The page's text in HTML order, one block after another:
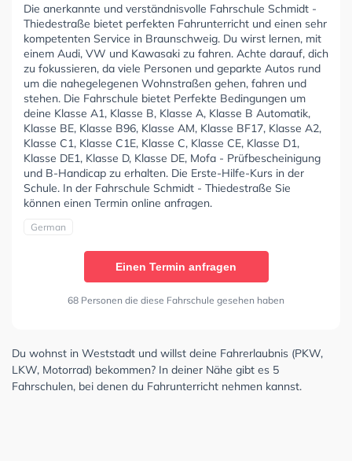
Die anerkannte und verständnisvolle Fahrschule Schmidt -
Thiedestraße bietet perfekten Fahrunterricht und einen sehr
kompetenten Service in Braunschweig. Du wirst lernen, mit
einem Audi, VW und Kawasaki zu fahren. Achte darauf, dich
zu fokussieren, da viele Personen und geparkte Autos rund
um die nahegelegenen Wohnstraßen gehen, fahren und
stehen. Die Fahrschule bietet Perfekte Bedingungen um
deine Klasse A1, Klasse B, Klasse A, Klasse B Automatik,
Klasse BE, Klasse B96, Klasse AM, Klasse BF17, Klasse A2,
Klasse C1, Klasse C1E, Klasse C, Klasse CE, Klasse D1,
Klasse DE1, Klasse D, Klasse DE, Mofa - Prüfbescheinigung
und B-Handicap zu erhalten. Die Erste-Hilfe-Kurs in der
Schule. In der Fahrschule Schmidt - Thiedestraße Sie
können einen Termin online anfragen.
German
Einen Termin anfragen
68 Personen die diese Fahrschule gesehen haben
Du wohnst in Weststadt und willst deine Fahrerlaubnis (PKW,
LKW, Motorrad) bekommen? In deiner Nähe gibt es 5
Fahrschulen, bei denen du Fahrunterricht nehmen kannst.